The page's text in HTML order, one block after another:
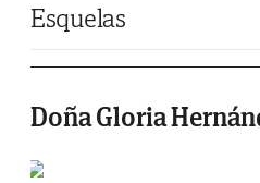
Esquelas
Doña Gloria